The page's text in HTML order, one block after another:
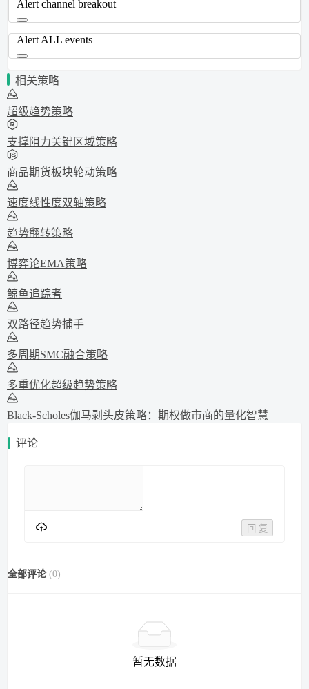
Alert channel breakout
Alert ALL events
相关策略
超级趋势策略
支撑阻力关键区域策略
商品期货板块轮动策略
速度线性度双轴策略
趋势翻转策略
博弈论EMA策略
鲸鱼追踪者
双路径趋势捕手
多周期SMC融合策略
多重优化超级趋势策略
Black-Scholes伽马剥头皮策略：期权做市商的量化智慧
评论
回 复
全部评论 (0)
暂无数据